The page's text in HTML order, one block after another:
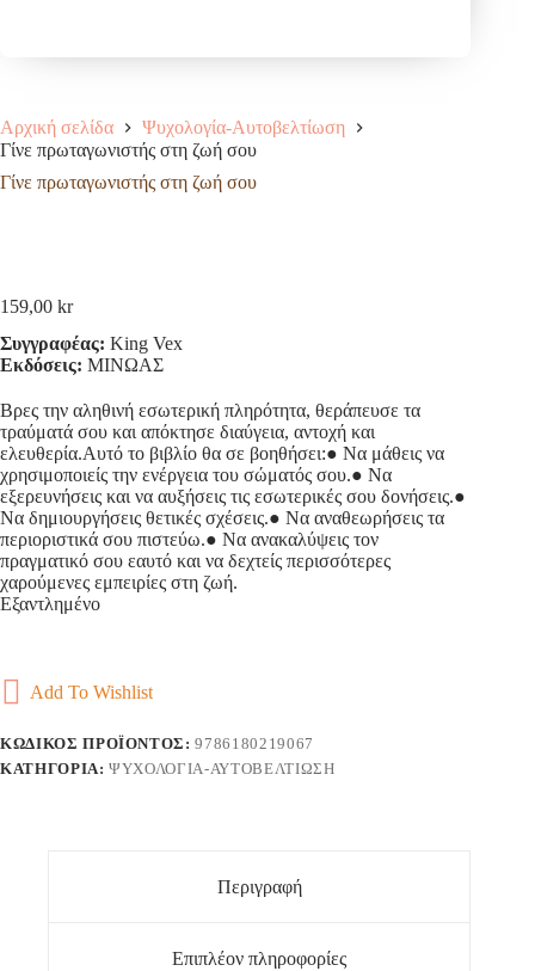
Αρχική σελίδα
Ψυχολογία-Αυτοβελτίωση
Γίνε πρωταγωνιστής στη ζωή σου
Γίνε πρωταγωνιστής στη ζωή σου
159,00 kr
Συγγραφέας: King Vex
Εκδόσεις: ΜΙΝΩΑΣ
Βρες την αληθινή εσωτερική πληρότητα, θεράπευσε τα
τραύματά σου και απόκτησε διαύγεια, αντοχή και
ελευθερία.Αυτό το βιβλίο θα σε βοηθήσει:● Να μάθεις να
χρησιμοποιείς την ενέργεια του σώματός σου.● Να
εξερευνήσεις και να αυξήσεις τις εσωτερικές σου δονήσεις.●
Να δημιουργήσεις θετικές σχέσεις.● Να αναθεωρήσεις τα
περιοριστικά σου πιστεύω.● Να ανακαλύψεις τον
πραγματικό σου εαυτό και να δεχτείς περισσότερες
χαρούμενες εμπειρίες στη ζωή.
Εξαντλημένο
Add To Wishlist
ΚΩΔΙΚΌΣ ΠΡΟΪΌΝΤΟΣ:9786180219067
ΚΑΤΗΓΟΡΊΑ:ΨΥΧΟΛΟΓΊΑ-ΑΥΤΟΒΕΛΤΊΩΣΗ
Περιγραφή
Επιπλέον πληροφορίες